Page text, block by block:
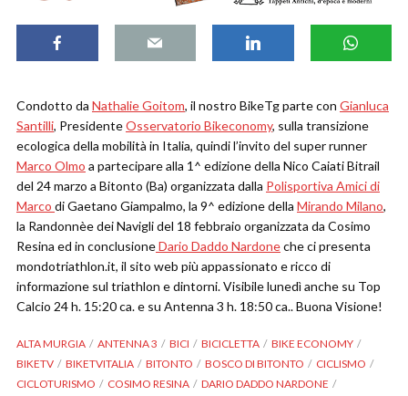
Condotto da Nathalie Goitom, il nostro BikeTg parte con Gianluca
Santilli, PresidenteOsservatorio Bikeconomy, sulla transizione
ecologica della mobilità in Italia, quindi l’invito del super runner
Marco Olmo a partecipare alla 1^ edizione della Nico Caiati Bitrail
del 24 marzo a Bitonto (Ba) organizzata dalla Polisportiva Amici di
Marco di Gaetano Giampalmo, la 9^ edizione della Mirando Milano,
la Randonnèe dei Navigli del 18 febbraio organizzata da Cosimo
Resina ed in conclusioneDario Daddo Nardoneche ci presenta
mondotriathlon.it, il sito web più appassionato e ricco di
informazione sul triathlon e dintorni. Visibile lunedì anche su Top
Calcio 24 h. 15:20 ca. e su Antenna 3 h. 18:50 ca.. Buona Visione!
ALTA MURGIA ANTENNA 3 BICI BICICLETTA
BIKE ECONOMY
BIKETV
BIKETVITALIA BITONTO BOSCO DI BITONTO
CICLISMO
CICLOTURISMO
COSIMO RESINA
DARIO DADDO NARDONE